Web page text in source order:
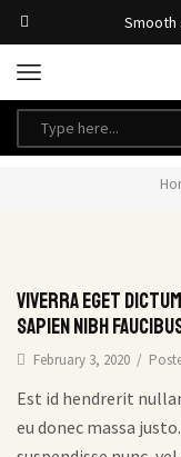
Smooth
Viverra eget
sapien nibh
February 3, 2020 /
Est id hendrerit
eu donec massa